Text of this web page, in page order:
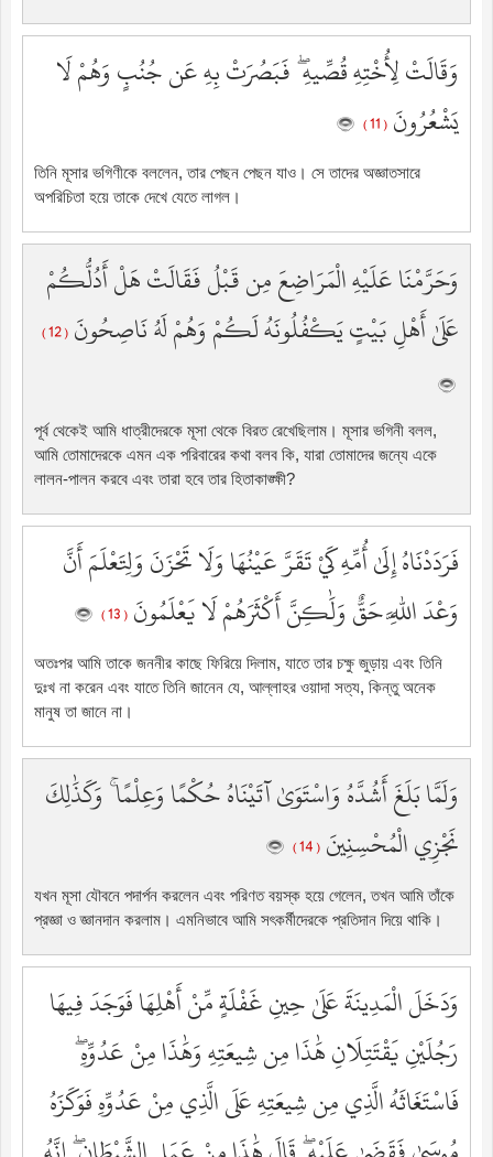
وَقَالَتْ لِأُخْتِهِ قُصِّيهِ ۖ فَبَصُرَتْ بِهِ عَن جُنُبٍ وَهُمْ لَا
يَشْعُرُونَ ( 11 )
তিনি মূসার ভগিণীকে বললেন, তার পেছন পেছন যাও। সে তাদের অজ্ঞাতসারে
অপরিচিতা হয়ে তাকে দেখে যেতে লাগল।
وَحَرَّمْنَا عَلَيْهِ الْمَرَاضِعَ مِن قَبْلُ فَقَالَتْ هَلْ أَدُلُّكُمْ
عَلَىٰ أَهْلِ بَيْتٍ يَكْفُلُونَهُ لَكُمْ وَهُمْ لَهُ نَاصِحُونَ ( 12 )
পূর্ব থেকেই আমি ধাত্রীদেরকে মূসা থেকে বিরত রেখেছিলাম। মূসার ভগিনী বলল,
আমি তোমাদেরকে এমন এক পরিবারের কথা বলব কি, যারা তোমাদের জন্যে একে
লালন-পালন করবে এবং তারা হবে তার হিতাকাঙ্ক্ষী?
فَرَدَدْنَاهُ إِلَىٰ أُمِّهِ كَيْ تَقَرَّ عَيْنُهَا وَلَا تَحْزَنَ وَلِتَعْلَمَ أَنَّ
وَعْدَ اللَّهِ حَقٌّ وَلَٰكِنَّ أَكْثَرَهُمْ لَا يَعْلَمُونَ ( 13 )
অতঃপর আমি তাকে জননীর কাছে ফিরিয়ে দিলাম, যাতে তার চক্ষু জুড়ায় এবং তিনি
দুঃখ না করেন এবং যাতে তিনি জানেন যে, আল্লাহর ওয়াদা সত্য, কিন্তু অনেক
মানুষ তা জানে না।
وَلَمَّا بَلَغَ أَشُدَّهُ وَاسْتَوَىٰ آتَيْنَاهُ حُكْمًا وَعِلْمًا ۚ وَكَذَٰلِكَ
نَجْزِي الْمُحْسِنِينَ ( 14 )
যখন মূসা যৌবনে পদার্পন করলেন এবং পরিণত বয়স্ক হয়ে গেলেন, তখন আমি তাঁকে
প্রজ্ঞা ও জ্ঞানদান করলাম। এমনিভাবে আমি সৎকর্মীদেরকে প্রতিদান দিয়ে থাকি।
وَدَخَلَ الْمَدِينَةَ عَلَىٰ حِينِ غَفْلَةٍ مِّنْ أَهْلِهَا فَوَجَدَ فِيهَا
رَجُلَيْنِ يَقْتَتِلَانِ هَٰذَا مِن شِيعَتِهِ وَهَٰذَا مِنْ عَدُوِّهِ ۖ
فَاسْتَغَاثَهُ الَّذِي مِن شِيعَتِهِ عَلَى الَّذِي مِنْ عَدُوِّهِ فَوَكَزَهُ